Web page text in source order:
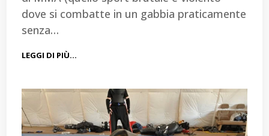
dove si combatte in un gabbia praticamente
senza…
LEGGI DI PIÙ…